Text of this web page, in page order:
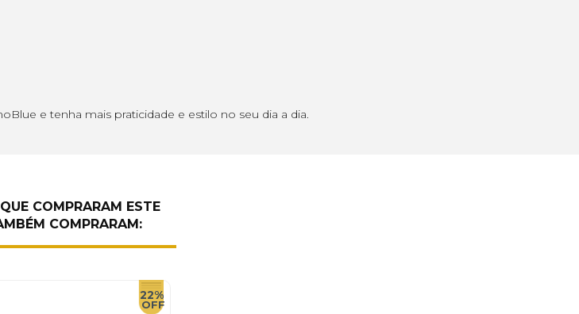
e tenha mais praticidade e estilo no seu dia a dia.
COMPRARAM ESTE
COMPRARAM:
22%